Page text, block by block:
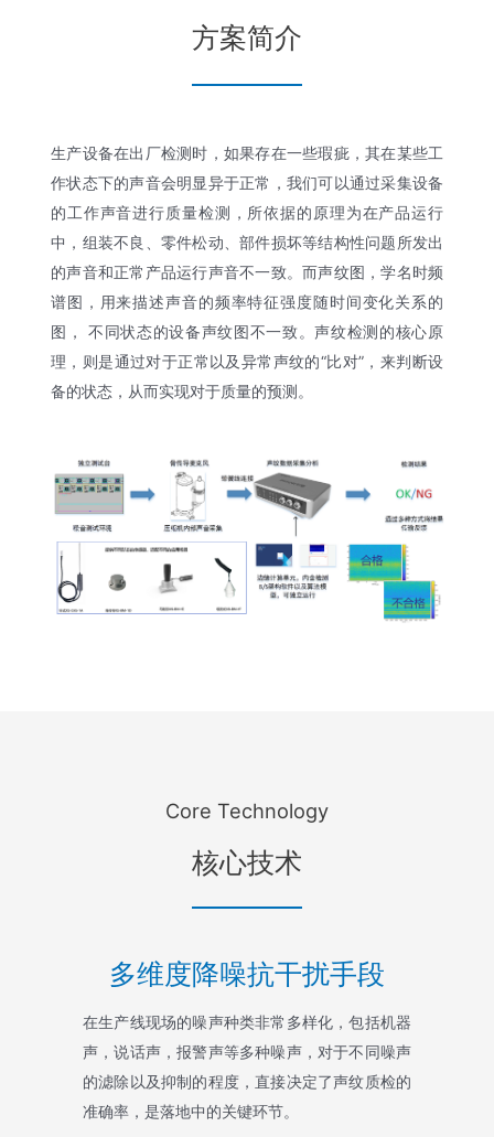
方案简介
生产设备在出厂检测时，如果存在一些瑕疵，其在某些工
作状态下的声音会明显异于正常，我们可以通过采集设备
的工作声音进行质量检测，所依据的原理为在产品运行
中，组装不良、零件松动、部件损坏等结构性问题所发出
的声音和正常产品运行声音不一致。而声纹图，学名时频
谱图，用来描述声音的频率特征强度随时间变化关系的
图， 不同状态的设备声纹图不一致。声纹检测的核心原
理，则是通过对于正常以及异常声纹的“比对”，来判断设
备的状态，从而实现对于质量的预测。
Core Technology
核心技术
多维度降噪抗干扰手段
在生产线现场的噪声种类非常多样化，包括机器
声，说话声，报警声等多种噪声，对于不同噪声
的滤除以及抑制的程度，直接决定了声纹质检的
准确率，是落地中的关键环节。